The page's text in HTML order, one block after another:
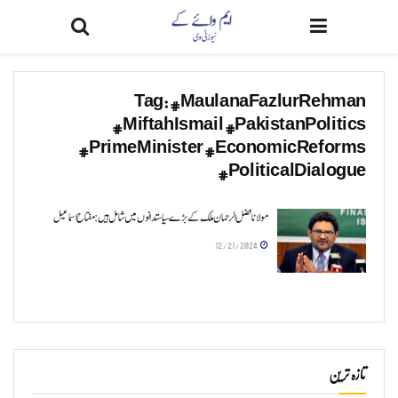
Tag:#MaulanaFazlurRehman
#MiftahIsmail #PakistanPolitics
#PrimeMinister #EconomicReforms
#PoliticalDialogue
مولانا فضل الرحمان ملک کے بڑے سیاستدانوں میں شامل ہیں: مفتاح اسماعیل
تازہ ترین